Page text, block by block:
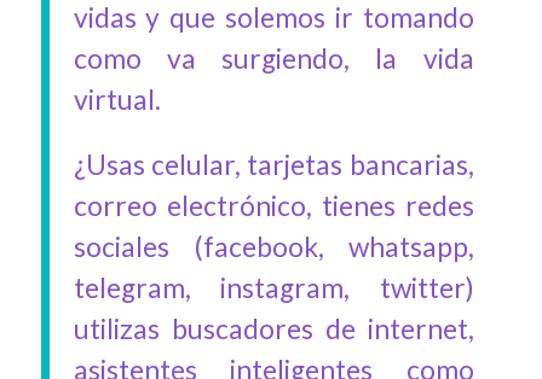
vidas y que solemos ir tomando
como va surgiendo, la vida
virtual.
¿Usas celular, tarjetas bancarias,
correo electrónico, tienes redes
sociales (facebook, whatsapp,
telegram, instagram, twitter)
utilizas buscadores de internet,
asistentes inteligentes como